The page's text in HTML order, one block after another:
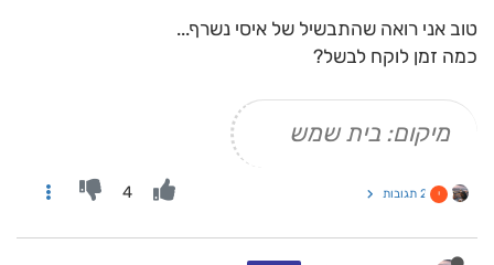
טוב אני רואה שהתבשיל של איסי נשרף...
כמה זמן לוקח לבשל?
מיקום: בית שמש
י 2 תגובות 4